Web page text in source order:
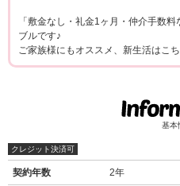
「敷金なし・礼金1ヶ月・仲介手数
ブルです♪
ご家族様にもオススメ、新生活はこ
基本
クレジット決済可
契約年数 2年